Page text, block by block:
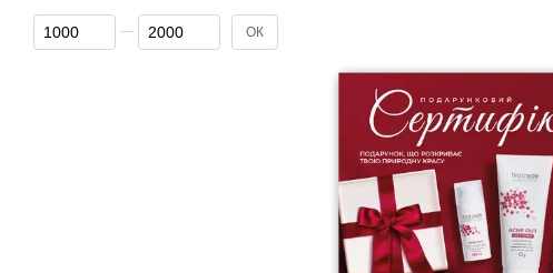
Від Ціна, грн
До Ціна, грн ОК